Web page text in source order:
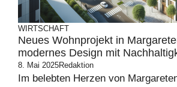
WIRTSCHAFT
Neues Wohnprojekt in
modernes Design mit
8. Mai 2025Redaktion
Im belebten Herzen von